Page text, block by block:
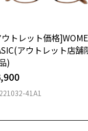
皮脂・汗等の水分等が
可能性がございます。
り拭き取り、直射日光、
め、使用していない時
ることがございます。
、定期的な視
して、
ただくと、実店舗で
セットレンズ）へ無
トレット価格
アウトレット店舗
)
41A1